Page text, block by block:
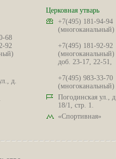
68
92
д.
Церковная утварь
+7(495) 181-94-94
(многоканальный)
+7(495) 181-92-92
(многоканальный)
доб. 23-17, 22-51,
+7(495) 983-33-70
(многоканальный)
Погодинская ул., д.
18/1, стр. 1.
«Спортивная»